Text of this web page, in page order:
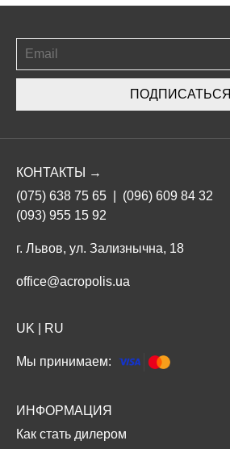
ПОДПИСАТЬСЯ
КОНТАКТЫ →
(075) 638 75 65
(096) 609 84 32
(093) 955 15 92
г. Львов, ул. Зализнычна, 18
office@acropolis.ua
UK RU
Мы принимаем:
ИНФОРМАЦИЯ
Как стать дилером